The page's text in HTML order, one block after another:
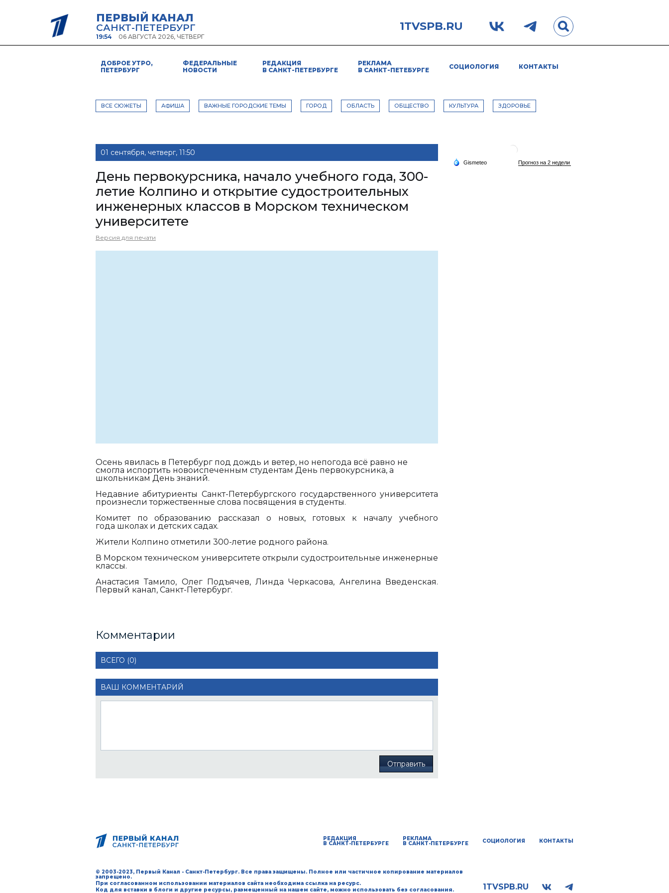
ПЕРВЫЙ КАНАЛ
САНКТ-ПЕТЕРБУРГ
19:54 06 АВГУСТА 2026, ЧЕТВЕРГ
1TVSPB.RU
ДОБРОЕ УТРО,
ПЕТЕРБУРГ
ФЕДЕРАЛЬНЫЕ
НОВОСТИ
РЕДАКЦИЯ
В САНКТ-ПЕТЕРБУРГЕ
РЕКЛАМА
В САНКТ-ПЕТЕБУРГЕ
СОЦИОЛОГИЯ КОНТАКТЫ
ВСЕ СЮЖЕТЫ АФИША ВАЖНЫЕ ГОРОДСКИЕ ТЕМЫ ГОРОД ОБЛАСТЬ ОБЩЕСТВО КУЛЬТУРА ЗДОРОВЬЕ
01 сентября, четверг, 11:50
День первокурсника, начало учебного года, 300-
летие Колпино и открытие судостроительных
инженерных классов в Морском техническом
университете
Версия для печати
Осень явилась в Петербург под дождь и ветер, но непогода всё равно не
смогла испортить новоиспеченным студентам День первокурсника, а
школьникам День знаний.
Недавние абитуриенты Санкт-Петербургского государственного университета
произнесли торжественные слова посвящения в студенты.
Комитет по образованию рассказал о новых, готовых к началу учебного
года школах и детских садах.
Жители Колпино отметили 300-летие родного района.
В Морском техническом университете открыли судостроительные инженерные
классы.
Анастасия Тамило, Олег Подъячев, Линда Черкасова, Ангелина Введенская.
Первый канал, Санкт-Петербург.
Комментарии
ВСЕГО (0)
ВАШ КОММЕНТАРИЙ
Отправить
РЕДАКЦИЯ
В САНКТ-ПЕТЕРБУРГЕ
РЕКЛАМА
В САНКТ-ПЕТЕРБУРГЕ СОЦИОЛОГИЯ КОНТАКТЫ
© 2003-2023, Первый Канал - Санкт-Петербург. Все права защищены. Полное или частичное копирование материалов
запрещено.
При согласованном использовании материалов сайта необходима ссылка на ресурс.
Код для вставки в блоги и другие ресурсы, размещенный на нашем сайте, можно использовать без согласования.
1TVSPB.RU